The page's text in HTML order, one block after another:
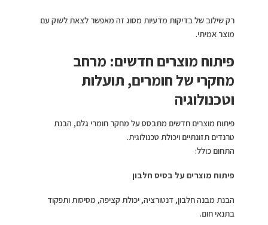
רק שילוב של בדיקות מדעיות מסוג זה מאפשר לצאת לשוק עם
מוצר אמיתי.
פיתוח מוצרים חדשים: מרחב
מחקרי של חומרים, תועלות
וטכנולוגיה
פיתוח מוצרים חדשים מתבסס על מחקר חומרי גלם, הבנת
טרנדים תזונתיים ויכולת טכנולוגית.
התחום כולל:
פיתוח מוצרים על בסיס חלבון
הבנת מבנה חלבון, דנטורציה, יכולת קציפה, מסיסות ותפקוד
בתנאי חום.